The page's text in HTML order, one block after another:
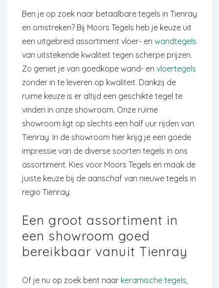
Ben je op zoek naar betaalbare tegels in Tienray
en omstreken? Bij Moors Tegels heb je keuze uit
een uitgebreid assortiment vloer- en wandtegels
van uitstekende kwaliteit tegen scherpe prijzen.
Zo geniet je van goedkope wand- en vloertegels
zonder in te leveren op kwaliteit. Dankzij de
ruime keuze is er altijd een geschikte tegel te
vinden in onze showroom. Onze ruime
showroom ligt op slechts een half uur rijden van
Tienray. In de showroom hier krijg je een goede
impressie van de diverse soorten tegels in ons
assortiment. Kies voor Moors Tegels en maak de
juiste keuze bij de aanschaf van nieuwe tegels in
regio Tienray.
Een groot assortiment in
een showroom goed
bereikbaar vanuit Tienray
Of je nu op zoek bent naar keramische tegels,